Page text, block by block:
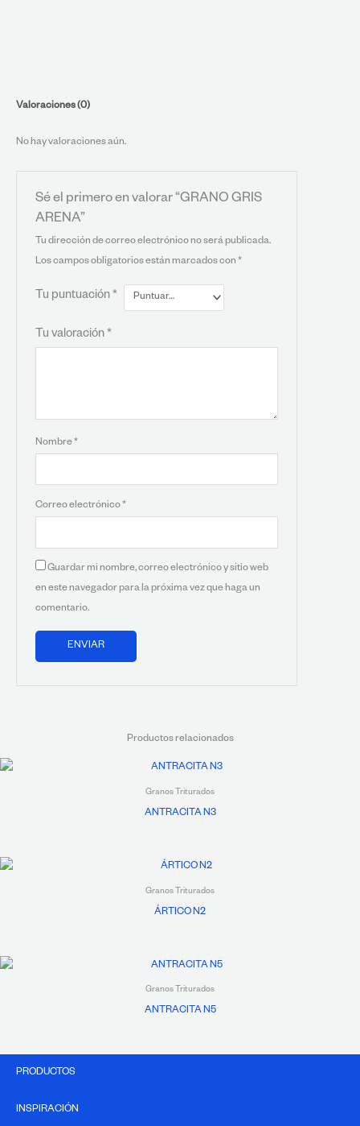
Valoraciones (0)
No hay valoraciones aún.
Sé el primero en valorar “GRANO GRIS
ARENA”
Tu dirección de correo electrónico no será publicada.
Los campos obligatorios están marcados con *
Tu puntuación *
Tu valoración *
Nombre*
Correo electrónico *
Guardar mi nombre, correo electrónico y sitio web
en este navegador para la próxima vez que haga un
comentario.
Productos relacionados
Granos Triturados
ANTRACITA N3
Granos Triturados
ÁRTICO N2
Granos Triturados
ANTRACITA N5
PRODUCTOS
INSPIRACIÓN